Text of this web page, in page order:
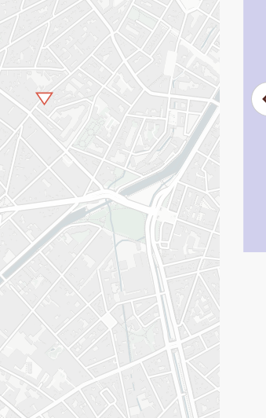
École La Rose des vents est
réalisée en
2023. Elle aboutit
à la réalisation d’un
programme d’actions et
d’investissements à réaliser
sur 4 ans.
Cette phase d’étude est
menée par les bureaux Act.,
Urban Foxes, Uses and
Spaces.